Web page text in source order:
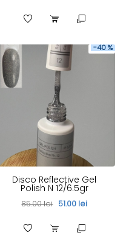
-40 %
Disco Reflective Gel
Polish N 12/6.5gr
85.00 lei 51.00 lei